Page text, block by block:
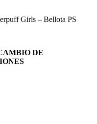
Girls – Bellota PS
DE